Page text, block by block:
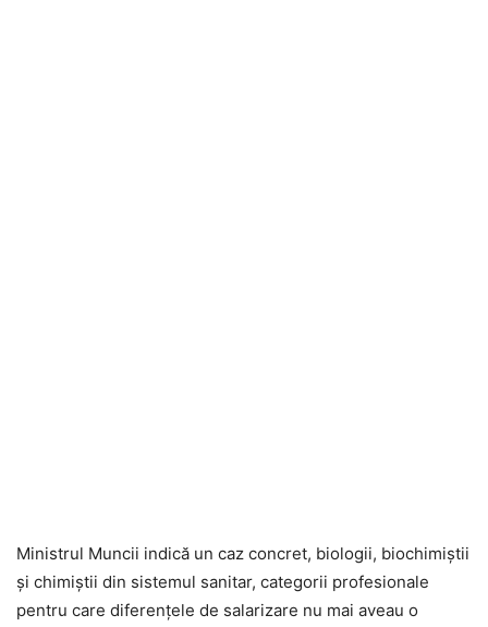
Ministrul Muncii indică un caz concret, biologii, biochimiștii
și chimiștii din sistemul sanitar, categorii profesionale
pentru care diferențele de salarizare nu mai aveau o